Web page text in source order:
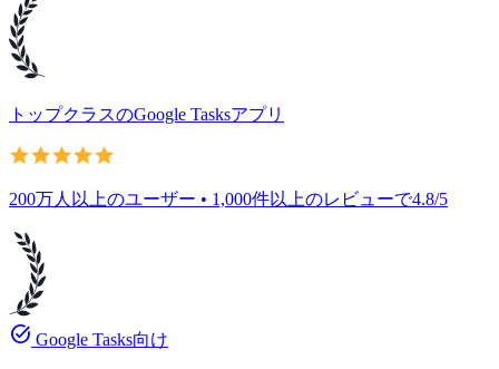
トップクラスのGoogle Tasksアプリ
200万人以上のユーザー • 1,000件以上のレビューで4.8/5
task_alt Google Tasks向け